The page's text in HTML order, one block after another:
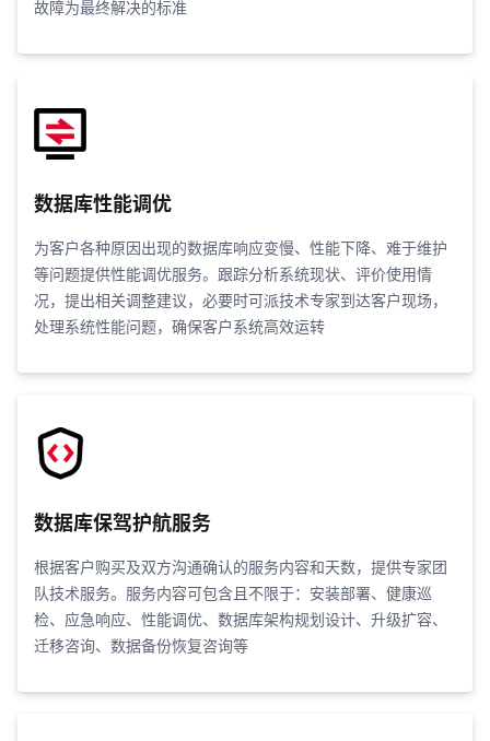
故障为最终解决的标准
数据库性能调优
为客户各种原因出现的数据库响应变慢、性能下降、难于维护
等问题提供性能调优服务。跟踪分析系统现状、评价使用情
况，提出相关调整建议，必要时可派技术专家到达客户现场，
处理系统性能问题，确保客户系统高效运转
数据库保驾护航服务
根据客户购买及双方沟通确认的服务内容和天数，提供专家团
队技术服务。服务内容可包含且不限于：安装部署、健康巡
检、应急响应、性能调优、数据库架构规划设计、升级扩容、
迁移咨询、数据备份恢复咨询等